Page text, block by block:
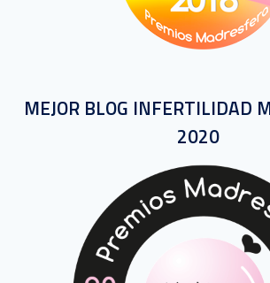
MEJOR BLOG INFERTILIDAD
2020